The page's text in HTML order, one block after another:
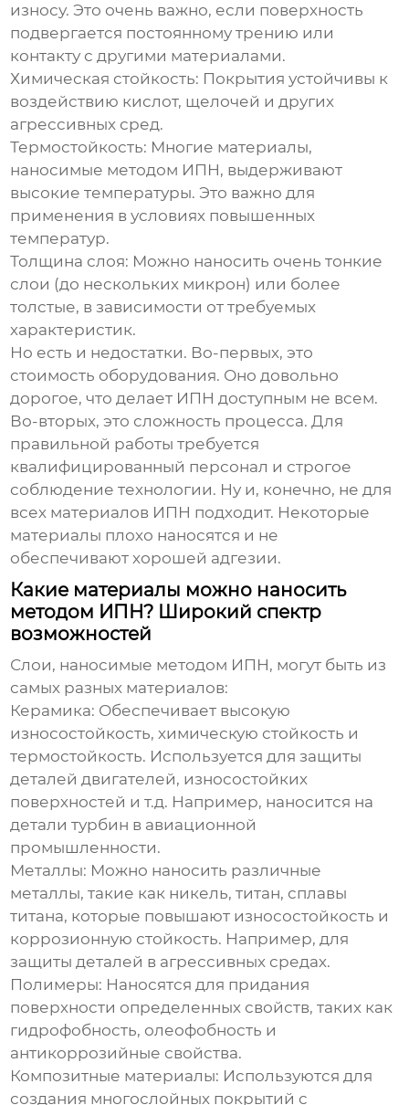
износу. Это очень важно, если поверхность
подвергается постоянному трению или
контакту с другими материалами.
Химическая стойкость: Покрытия устойчивы к
воздействию кислот, щелочей и других
агрессивных сред.
Термостойкость: Многие материалы,
наносимые методом ИПН, выдерживают
высокие температуры. Это важно для
применения в условиях повышенных
температур.
Толщина слоя: Можно наносить очень тонкие
слои (до нескольких микрон) или более
толстые, в зависимости от требуемых
характеристик.
Но есть и недостатки. Во-первых, это
стоимость оборудования. Оно довольно
дорогое, что делает ИПН доступным не всем.
Во-вторых, это сложность процесса. Для
правильной работы требуется
квалифицированный персонал и строгое
соблюдение технологии. Ну и, конечно, не для
всех материалов ИПН подходит. Некоторые
материалы плохо наносятся и не
обеспечивают хорошей адгезии.
Какие материалы можно наносить
методом ИПН? Широкий спектр
возможностей
Слои, наносимые методом ИПН, могут быть из
самых разных материалов:
Керамика: Обеспечивает высокую
износостойкость, химическую стойкость и
термостойкость. Используется для защиты
деталей двигателей, износостойких
поверхностей и т.д. Например, наносится на
детали турбин в авиационной
промышленности.
Металлы: Можно наносить различные
металлы, такие как никель, титан, сплавы
титана, которые повышают износостойкость и
коррозионную стойкость. Например, для
защиты деталей в агрессивных средах.
Полимеры: Наносятся для придания
поверхности определенных свойств, таких как
гидрофобность, олеофобность и
антикоррозийные свойства.
Композитные материалы: Используются для
создания многослойных покрытий с